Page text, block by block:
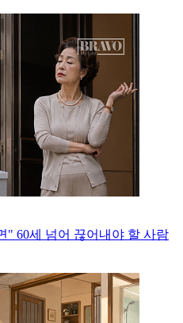
" 60세 넘어 끊어내야 할 사람